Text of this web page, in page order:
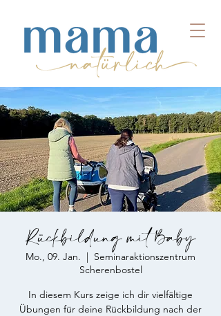
Rückbildung mit Baby
Mo., 09. Jan.
  |
Seminaraktionszentrum
Scherenbostel
In diesem Kurs zeige ich dir vielfältige
Übungen für deine Rückbildung nach der